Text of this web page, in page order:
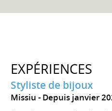
EXPÉRIENCES
Styliste de bijoux
Missiu Depuis janvier